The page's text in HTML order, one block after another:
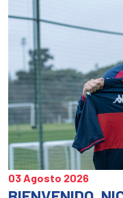
03 Agosto 2026